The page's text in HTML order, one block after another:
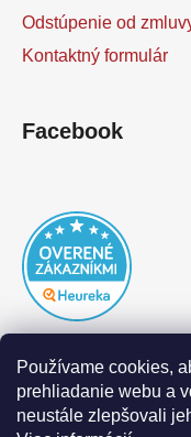
Používame cookies,
prehliadanie webu a
neustále zlepšovali
Odstúpenie od
Kontaktný formulár
Facebook